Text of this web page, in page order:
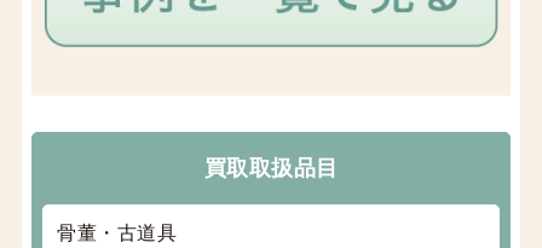
買取取扱品目
骨董・古道具